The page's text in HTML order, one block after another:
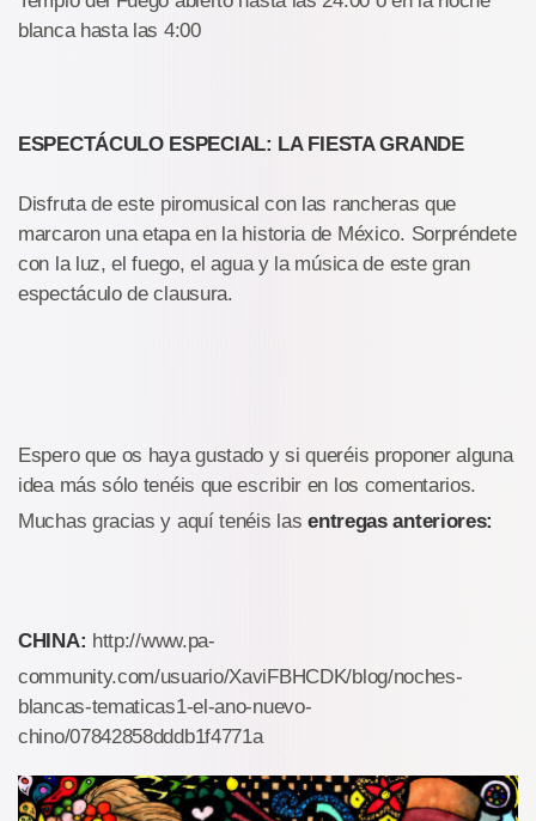
blanca hasta las 4:00
ESPECTÁCULO ESPECIAL: LA FIESTA GRANDE
Disfruta de este piromusical con las rancheras que
marcaron una etapa en la historia de México. Sorpréndete
con la luz, el fuego, el agua y la música de este gran
espectáculo de clausura.
Espero que os haya gustado y si queréis proponer alguna
idea más sólo tenéis que escribir en los comentarios.
Muchas gracias y aquí tenéis lasentregas anteriores:
CHINA: http://www.pa-
community.com/usuario/XaviFBHCDK/blog/noches-
blancas-tematicas1-el-ano-nuevo-
chino/07842858dddb1f4771a